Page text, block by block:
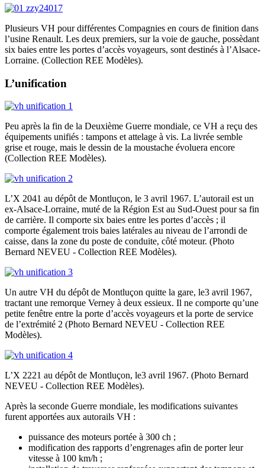
Plusieurs VH pour différentes Compagnies en cours de finition dans
l’usine Renault. Les deux premiers, sur la voie de gauche, possèdant
six baies entre les portes d’accès voyageurs, sont destinés à l’Alsace-
Lorraine. (Collection REE Modèles).
L’unification
Peu après la fin de la Deuxième Guerre mondiale, ce VH a reçu des
équipements unifiés : tampons et attelage à vis. La livrée semble
grise et rouge, mais le dessin de la moustache évoluera encore
(Collection REE Modèles).
L’X 2041 au dépôt de Montluçon, le 3 avril 1967. L’autorail est un
ex-Alsace-Lorraine, muté de la Région Est au Sud-Ouest pour sa fin
de carrière. Il comporte six baies entre les portes d’accès ; il
comporte également trois baies latérales au niveau de l’arrondi de
caisse, dans la zone du poste de conduite, côté moteur. (Photo
Bernard NEVEU - Collection REE Modèles).
Un autre VH du dépôt de Montluçon quitte la gare, le3 avril 1967,
tractant une remorque Verney à deux essieux. Il ne comporte qu’une
petite fenêtre entre la porte d’accès voyageurs et la porte de service
de l’extrémité 2 (Photo Bernard NEVEU - Collection REE
Modèles).
L’X 2221 au dépôt de Montluçon, le3 avril 1967. (Photo Bernard
NEVEU - Collection REE Modèles).
Après la seconde Guerre mondiale, les modifications suivantes
furent apportées aux autorails VH :
puissance des moteurs portée à 300 ch ;
modification des rapports d’engrenages afin de porter leur
vitesse à 100 km/h ;